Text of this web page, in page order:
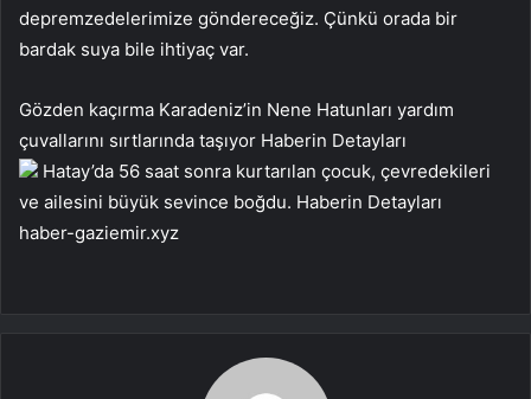
depremzedelerimize göndereceğiz. Çünkü orada bir
bardak suya bile ihtiyaç var.
Gözden kaçırma Karadeniz’in Nene Hatunları yardım
çuvallarını sırtlarında taşıyor Haberin Detayları
Hatay’da 56 saat sonra kurtarılan çocuk, çevredekileri
ve ailesini büyük sevince boğdu. Haberin Detayları
haber-gaziemir.xyz